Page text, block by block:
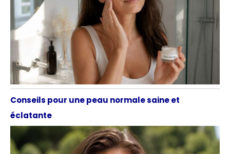
Conseils pour une peau normale saine et
éclatante